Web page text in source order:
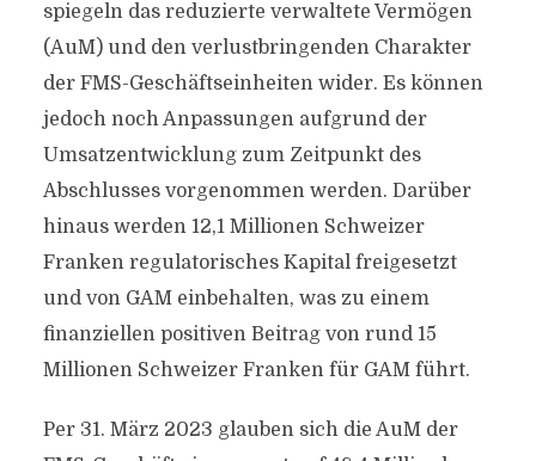
spiegeln das reduzierte verwaltete Vermögen
(AuM) und den verlustbringenden Charakter
der FMS-Geschäftseinheiten wider. Es können
jedoch noch Anpassungen aufgrund der
Umsatzentwicklung zum Zeitpunkt des
Abschlusses vorgenommen werden. Darüber
hinaus werden 12,1 Millionen Schweizer
Franken regulatorisches Kapital freigesetzt
und von GAM einbehalten, was zu einem
finanziellen positiven Beitrag von rund 15
Millionen Schweizer Franken für GAM führt.
Per 31. März 2023 glauben sich die AuM der